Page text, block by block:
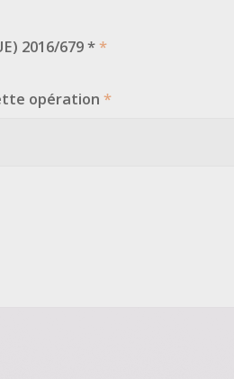
2016/679 **
opération *